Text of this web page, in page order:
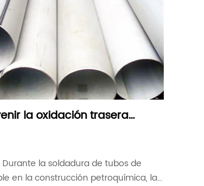
la oxidación trasera
de tubos de acero
Durante la soldadura de tubos de
en la construcción petroquímica, la